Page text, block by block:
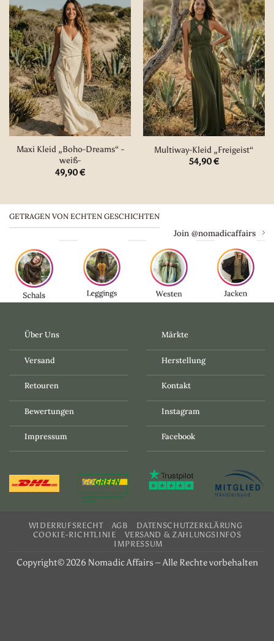
Maxi Kleid „Boho-Dreams“ -
weiß-
49,90€
Multiway-Kleid „Freigeist“
54,90€
GETRAGEN VON ECHTEN GESCHICHTEN
Join @nomadicaffairs
Über Uns
Versand
Retouren
Bewertungen
Impressum
Märkte
Herstellung
Kontakt
Instagram
Facebook
WIDERRUFSRECHT AGB
DATENSCHUTZERKLÄRUNG
COOKIE-RICHTLINIE
VERSAND & ZAHLUNGSINFOS
IMPRESSUM
Copyright© 2026 Nomadic Affairs – Alle Rechte vorbehalten